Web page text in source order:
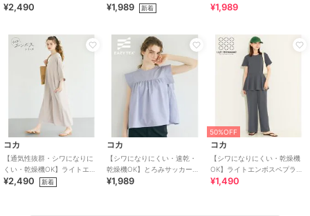
トエンボスタックワンピース
¥2,490
ス 全2色 / 通気性抜群・シワに
¥1,989 新着
トエンボスマキシジャンパー
¥1,989
コカ
【通気性抜群・シワになりに
くい・乾燥機OK】ライトエン
ボスワイドシルエットワンピ
¥2,490 新着
コカ
【シワになりにくい・速乾・
乾燥機OK】とろみサッカース
タンドカラーブラウス 全2色
¥1,989
50%OFF
コカ
【シワになりにくい・乾燥機
OK】ライトエンボスペプラム
オールインワン 全2色
¥1,490